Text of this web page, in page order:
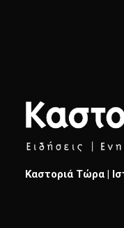
Καστοριά Τώρα |